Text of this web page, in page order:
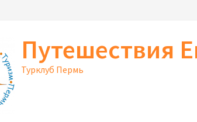
Путешествия
Турклуб Пермь